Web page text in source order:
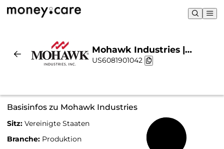
Mohawk Industries |
Nachhaltigkeit & Chart
US6081901042
Basisinfos zu Mohawk Industries
Sitz: Vereinigte Staaten
Branche: Produktion